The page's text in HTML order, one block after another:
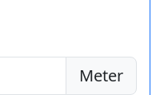
Meter